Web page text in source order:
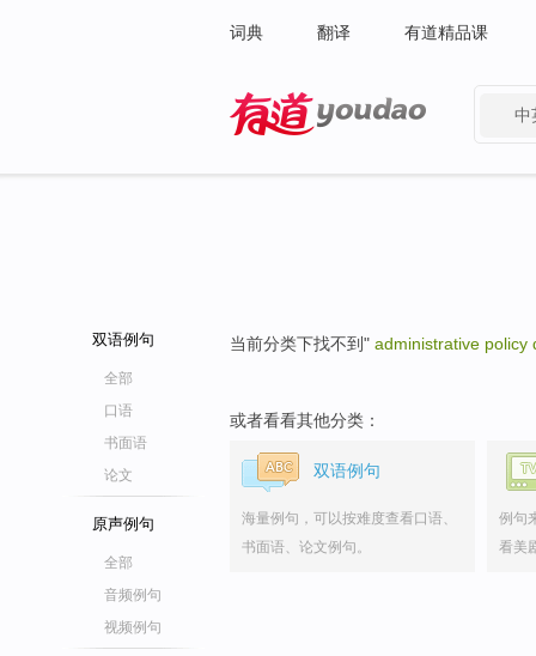
词典 翻译 有道精品课
中
双语例句
全部
口语
书面语
论文
原声例句
全部
音频例句
视频例句
当前分类下找不到" administrative policy
或者看看其他分类：
双语例句
海量例句，可以按难度查看口语、
书面语、论文例句。
例句
看美